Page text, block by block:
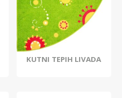
KUTNI TEPIH LIVADA